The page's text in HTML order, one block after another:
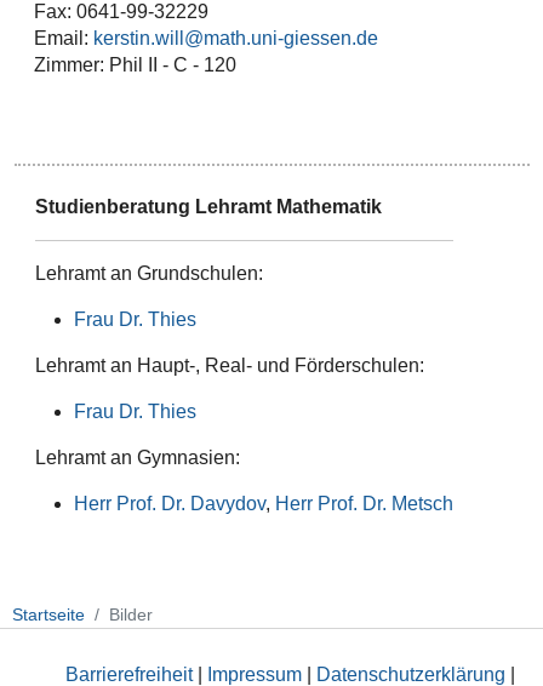
Fax: 0641-99-32229
Email: kerstin.will
Zimmer: Phil II - C - 120
Studienberatung Lehramt Mathematik
Lehramt an Grundschulen:
Frau Dr. Thies
Lehramt an Haupt-, Real- und Förderschulen:
Frau Dr. Thies
Lehramt an Gymnasien:
Herr Prof. Dr. Davydov, Herr Prof. Dr. Metsch
Startseite Bilder
Barrierefreiheit| Impressum Datenschutzerklärung